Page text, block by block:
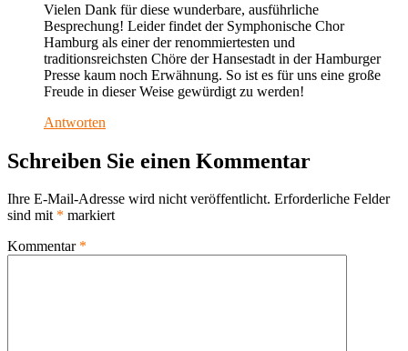
Vielen Dank für diese wunderbare, ausführliche
Besprechung! Leider findet der Symphonische Chor
Hamburg als einer der renommiertesten und
traditionsreichsten Chöre der Hansestadt in der Hamburger
Presse kaum noch Erwähnung. So ist es für uns eine große
Freude in dieser Weise gewürdigt zu werden!
Antworten
Schreiben Sie einen Kommentar
Ihre E-Mail-Adresse wird nicht veröffentlicht. Erforderliche Felder
sind mit * markiert
Kommentar *